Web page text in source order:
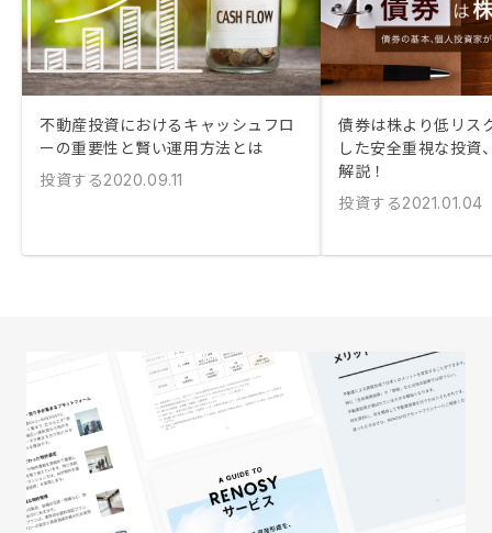
不動産投資におけるキャッシュフロ
ーの重要性と賢い運用方法とは
投資する2020.09.11
債券は株より低リス
した安全重視な投資
解説！
投資する2021.01.04